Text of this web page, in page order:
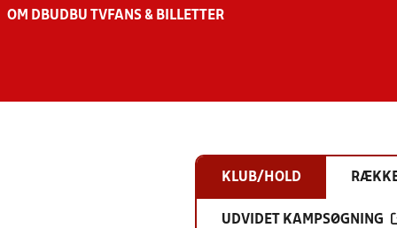
OM DBU DBU TV FANS & BILLETTER
KLUB/HOLD
UDVIDET KAMPSØGNING